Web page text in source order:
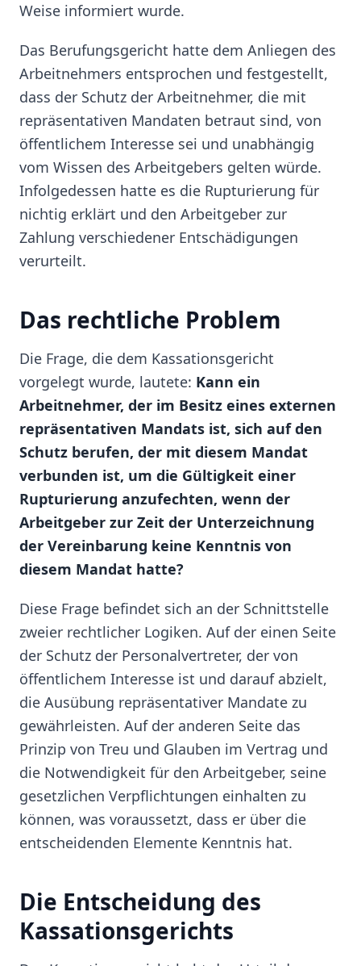
Weise informiert wurde.
Das Berufungsgericht hatte dem Anliegen des
Arbeitnehmers entsprochen und festgestellt,
dass der Schutz der Arbeitnehmer, die mit
repräsentativen Mandaten betraut sind, von
öffentlichem Interesse sei und unabhängig
vom Wissen des Arbeitgebers gelten würde.
Infolgedessen hatte es die Rupturierung für
nichtig erklärt und den Arbeitgeber zur
Zahlung verschiedener Entschädigungen
verurteilt.
Das rechtliche Problem
Die Frage, die dem Kassationsgericht
vorgelegt wurde, lautete: Kann ein
Arbeitnehmer, der im Besitz eines externen
repräsentativen Mandats ist, sich auf den
Schutz berufen, der mit diesem Mandat
verbunden ist, um die Gültigkeit einer
Rupturierung anzufechten, wenn der
Arbeitgeber zur Zeit der Unterzeichnung
der Vereinbarung keine Kenntnis von
diesem Mandat hatte?
Diese Frage befindet sich an der Schnittstelle
zweier rechtlicher Logiken. Auf der einen Seite
der Schutz der Personalvertreter, der von
öffentlichem Interesse ist und darauf abzielt,
die Ausübung repräsentativer Mandate zu
gewährleisten. Auf der anderen Seite das
Prinzip von Treu und Glauben im Vertrag und
die Notwendigkeit für den Arbeitgeber, seine
gesetzlichen Verpflichtungen einhalten zu
können, was voraussetzt, dass er über die
entscheidenden Elemente Kenntnis hat.
Die Entscheidung des
Kassationsgerichts